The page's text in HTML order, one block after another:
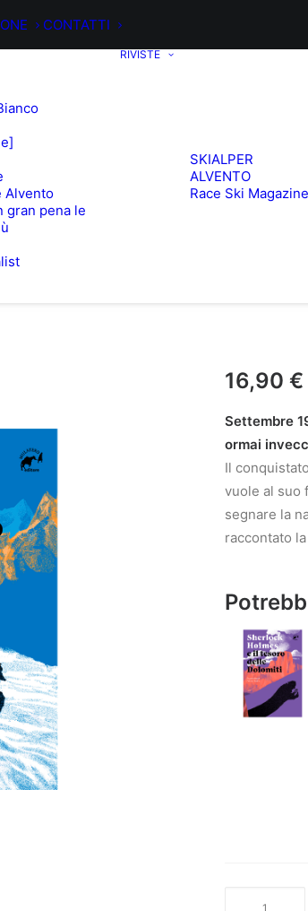
CONTATTI
Alvento
gran pena le
RIVISTE
SKIALPER
ALVENTO
Race Ski Magazine
16,90 €
Settembre
ormai
Il
vuole al suo
segnare la
raccontato